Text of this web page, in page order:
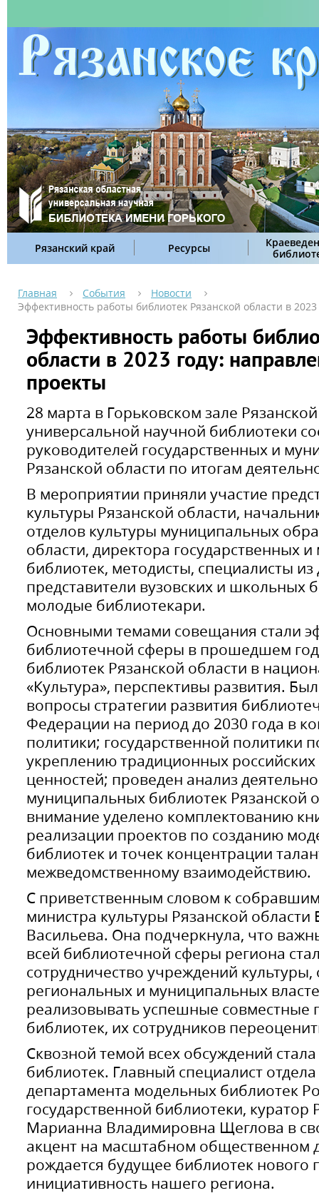
Рязанский край Ресурсы
Главная События
Новости
Эффективность работы библиотек Рязанской области в
Эффективность работы
области в 2023 году:
проекты
28 марта в Горьковском зале
универсальной научной библиотеки
руководителей государственных и
Рязанской области по итогам
В мероприятии приняли участие
культуры Рязанской области,
отделов культуры муниципальных
области, директора государственных
библиотек, методисты, специалисты из
представители вузовских и школьных
молодые библиотекари.
Основными темами совещания стали
библиотечной сферы в прошедшем
библиотек Рязанской области в
«Культура», перспективы развития.
вопросы стратегии развития
Федерации на период до 2030 года в
политики; государственной политики
укреплению традиционных
ценностей; проведен анализ
муниципальных библиотек Рязанской
внимание уделено комплектованию
реализации проектов по созданию
библиотек и точек концентрации
межведомственному взаимодействию.
С приветственным словом к
министра культуры Рязанской области
Васильева. Она подчеркнула, что
всей библиотечной сферы региона
сотрудничество учреждений
региональных и муниципальных
реализовывать успешные совместные
библиотек, их сотрудников
Сквозной темой всех обсуждений
библиотек. Главный специалист
департамента модельных библиотек
государственной библиотеки, куратор
Марианна Владимировна Щеглова в
акцент на масштабном общественном
рождается будущее библиотек нового
инициативность нашего региона.